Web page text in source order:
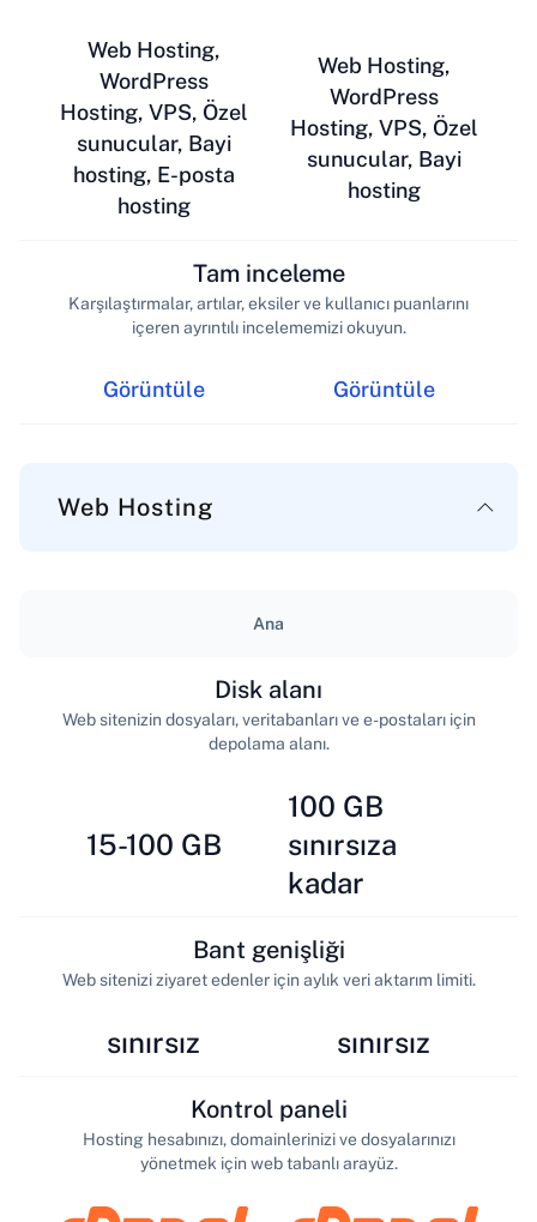
Web Hosting,
WordPress
Hosting, VPS, Özel
sunucular, Bayi
hosting, E-posta
hosting
Web Hosting,
WordPress
Hosting, VPS, Özel
sunucular, Bayi
hosting
Görüntüle
Tam inceleme
Karşılaştırmalar, artılar, eksiler ve kullanıcı puanlarını
içeren ayrıntılı incelememizi okuyun.
Görüntüle
Web Hosting
Ana
15-100 GB
Disk alanı
Web sitenizin dosyaları, veritabanları ve e-postaları için
depolama alanı.
100 GB
sınırsıza
kadar
sınırsız
Bant genişliği
Web sitenizi ziyaret edenler için aylık veri aktarım limiti.
sınırsız
Kontrol paneli
Hosting hesabınızı, domainlerinizi ve dosyalarınızı
yönetmek için web tabanlı arayüz.